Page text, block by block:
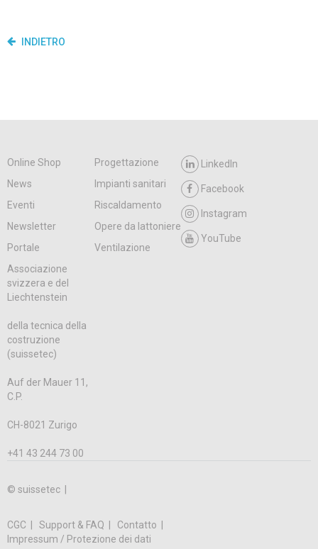
INDIETRO
Online Shop
Progettazione
News
Impianti sanitari
Eventi
Riscaldamento
Newsletter
Opere da lattoniere
Portale
Ventilazione
LinkedIn
Facebook
Instagram
YouTube
Associazione
svizzera e del
Liechtenstein
della tecnica della
costruzione
(suissetec)
Auf der Mauer 11,
C.P.
CH-8021 Zurigo
+41 43 244 73 00
© suissetec |
CGC Support & FAQ
Contatto
Impressum / Protezione dei dati